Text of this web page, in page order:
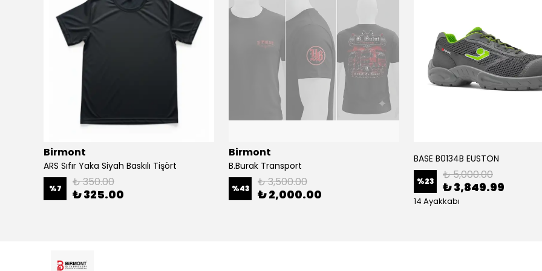
Birmont
ARS Sıfır Yaka Siyah Baskılı Tişört
%7 ₺ 350.00
₺ 325.00
Birmont
B.Burak Transport
%43 ₺ 3,500.00
₺ 2,000.00
BASE B0134B EUSTON
%23 ₺ 5,000.00
₺ 3,849.99
14 Ayakkabı